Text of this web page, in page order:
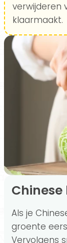
verwijderen
klaarmaakt.
Als je
groente
Vervolgens